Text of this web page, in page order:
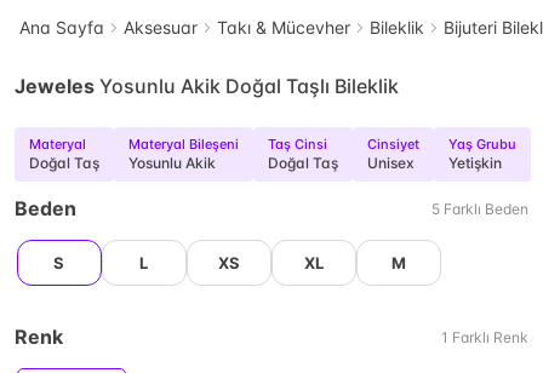
Ana Sayfa Aksesuar Takı & Mücevher Bileklik Bijuteri
Jeweles Yosunlu Akik Doğal Taşlı Bileklik
Materyal
Doğal Taş
Materyal Bileşeni
Yosunlu Akik
Taş Cinsi
Doğal Taş
Cinsiyet
Unisex
Yaş Grubu
Yetişkin
Beden 5 Farklı Beden
S L XS XL M
Renk 1 Farklı Renk